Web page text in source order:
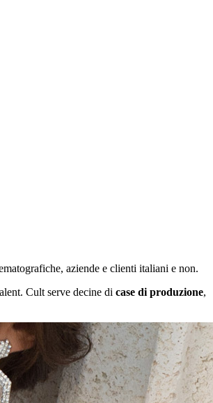
aziende e clienti italiani e non.
Cult serve decine di case di produzione,